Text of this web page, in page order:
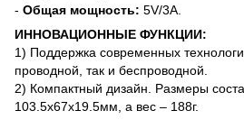
- Общая мощность: 5V/3А.
ИННОВАЦИОННЫЕ ФУНКЦИИ:
1) Поддержка современных
проводной, так и беспроводной.
2) Компактный дизайн. Размеры
103.5x67x19.5мм, а вес – 188г.